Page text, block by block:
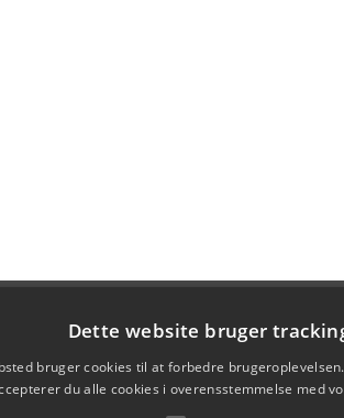
Dette website bruger
bruger cookies til at forbedre
du alle cookies i overensstemmelse med